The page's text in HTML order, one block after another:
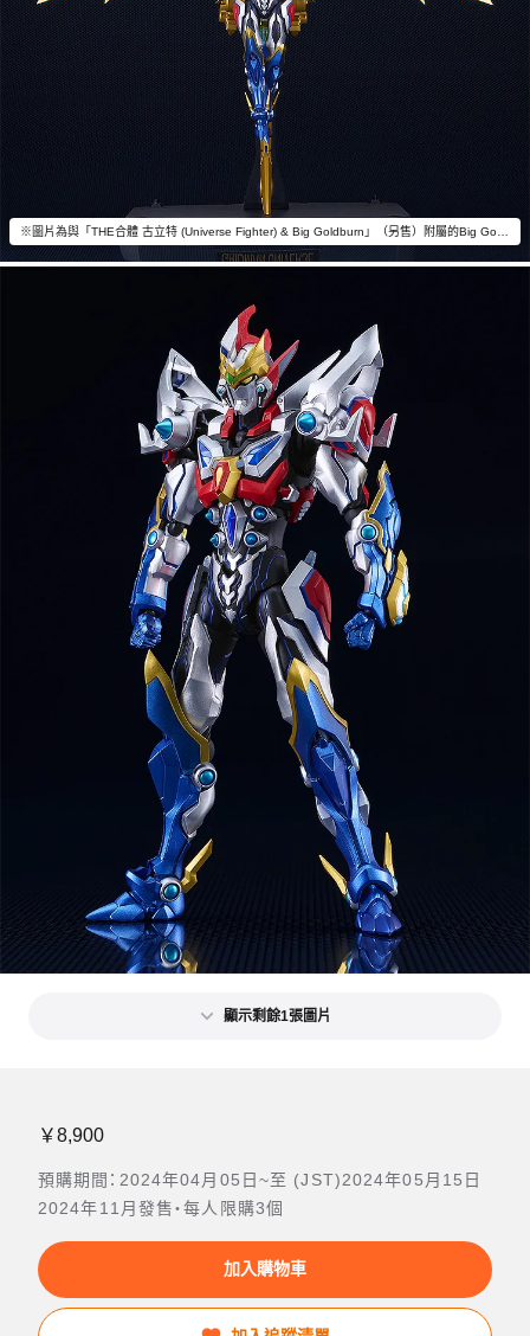
顯示剩餘1張圖片
￥8,900
預購期間：2024年04月05日~至 (JST)2024年05月15日
2024年11月發售・每人限購3個
加入購物車